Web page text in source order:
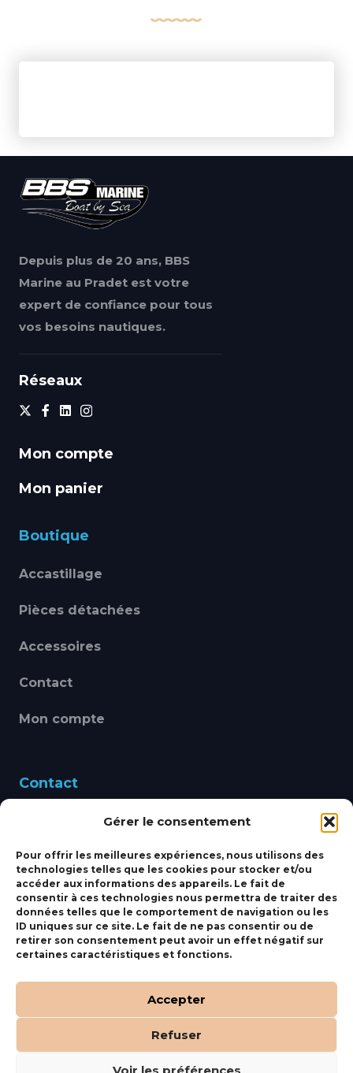
Gérer le consentement
Pour offrir les meilleures expériences, nous utilisons des
technologies telles que les cookies pour stocker et/ou
accéder aux informations des appareils. Le fait de
consentir à ces technologies nous permettra de traiter des
données telles que le comportement de navigation ou les
ID uniques sur ce site. Le fait de ne pas consentir ou de
retirer son consentement peut avoir un effet négatif sur
certaines caractéristiques et fonctions.
Accepter
Refuser
Voir les préférences
Depuis plus de 20 ans, BBS
Marine au Pradet est votre
expert de confiance pour tous
vos besoins nautiques.
Réseaux
Mon compte
Mon panier
Boutique
Accastillage
Pièces détachées
Accessoires
Contact
Mon compte
Contact
460 Avenue Alain Le
bbsmarine@bbs-
marine.fr
Fixe:04 27 50 24 50
Mobile:06 69 44 48 83
Orocom .